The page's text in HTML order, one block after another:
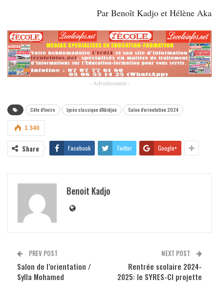
Par Benoît Kadjo et Hélène Aka
- Advertisement -
Côte d'Ivoire Lycée classique d'Abidjan Salon d'orientation 2024
1 340
Share Facebook Twitter Google+
Benoit Kadjo
PREV POST
Salon de l’orientation /
Sylla Mohamed
NEXT POST
Rentrée scolaire 2024-
2025: le SYRES-CI projette